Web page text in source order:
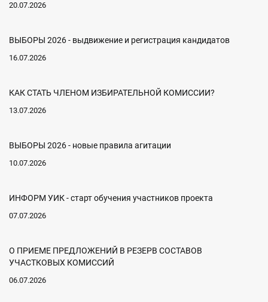
20.07.2026
ВЫБОРЫ 2026 - выдвижение и регистрация кандидатов
16.07.2026
КАК СТАТЬ ЧЛЕНОМ ИЗБИРАТЕЛЬНОЙ КОМИССИИ?
13.07.2026
ВЫБОРЫ 2026 - новые правила агитации
10.07.2026
ИНФОРМ УИК - старт обучения участников проекта
07.07.2026
О ПРИЕМЕ ПРЕДЛОЖЕНИЙ В РЕЗЕРВ СОСТАВОВ
УЧАСТКОВЫХ КОМИССИЙ
06.07.2026